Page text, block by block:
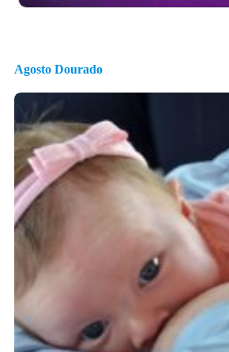
Agosto Dourado